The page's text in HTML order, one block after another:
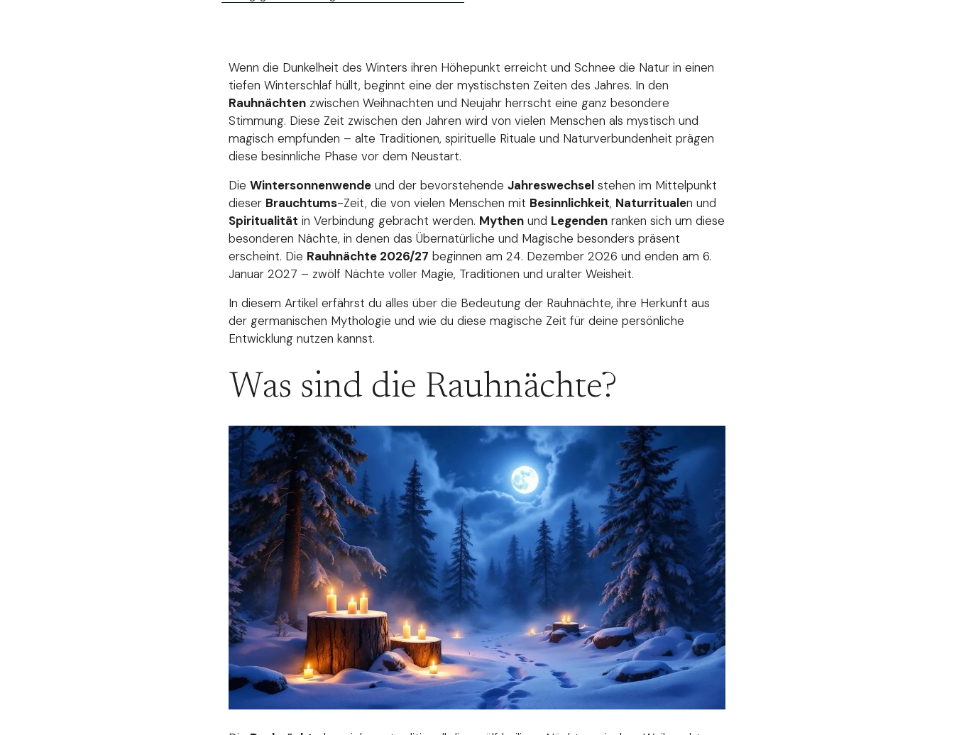
Wenn die Dunkelheit des Winters ihren Höhepunkt erreicht und Schnee die Natur in einen
tiefen Winterschlaf hüllt, beginnt eine der mystischsten Zeiten des Jahres. In den
Rauhnächten zwischen Weihnachten und Neujahr herrscht eine ganz besondere
Stimmung. Diese Zeit zwischen den Jahren wird von vielen Menschen als mystisch und
magisch empfunden – alte Traditionen, spirituelle Rituale und Naturverbundenheit prägen
diese besinnliche Phase vor dem Neustart.
Die Wintersonnenwende und der bevorstehende Jahreswechsel stehen im Mittelpunkt
dieser Brauchtums-Zeit, die von vielen Menschen mit Besinnlichkeit, Naturritualen und
Spiritualität in Verbindung gebracht werden. Mythen und Legenden ranken sich um diese
besonderen Nächte, in denen das Übernatürliche und Magische besonders präsent
erscheint. Die Rauhnächte 2026/27 beginnen am 24. Dezember 2026 und enden am 6.
Januar 2027 – zwölf Nächte voller Magie, Traditionen und uralter Weisheit.
In diesem Artikel erfährst du alles über die Bedeutung der Rauhnächte, ihre Herkunft aus
der germanischen Mythologie und wie du diese magische Zeit für deine persönliche
Entwicklung nutzen kannst.
Was sind die Rauhnächte?